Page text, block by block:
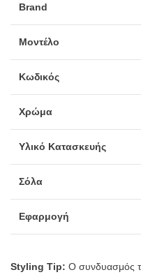
Brand
Μοντέλο
Κωδικός
Χρώμα
Υλικό Κατασκευής
Σόλα
Εφαρμογή
Styling Tip: Ο συνδυασμός